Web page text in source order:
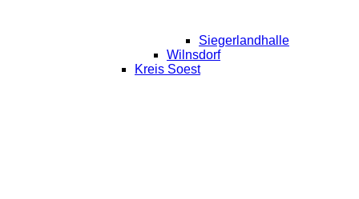
Siegerlandhalle
Wilnsdorf
Kreis Soest